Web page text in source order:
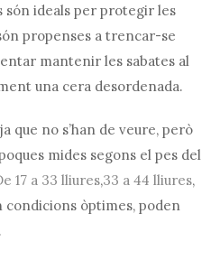
són ideals per protegir les
propenses a trencar-se
mantenir les sabates al
una cera desordenada.
que no s’han de veure, però
mides segons el pes del
17 a 33 lliures,33 a 44 lliures,
condicions òptimes, poden